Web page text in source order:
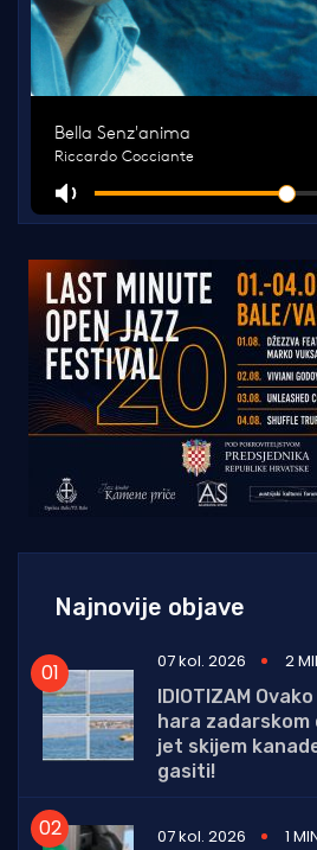
Najnovije objave
07 kol. 2026
2
IDIOTIZAM
hara zadarskom
jet skijem
gasiti!
07 kol. 2026
1